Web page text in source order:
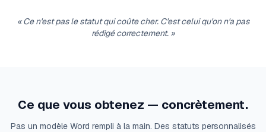
«Ce n'est pas le statut qui coûte cher. C'est celui qu'on n'a pas
rédigé correctement.»
Ce que vous obtenez — concrètement.
Pas un modèle Word rempli à la main. Des statuts personnalisés